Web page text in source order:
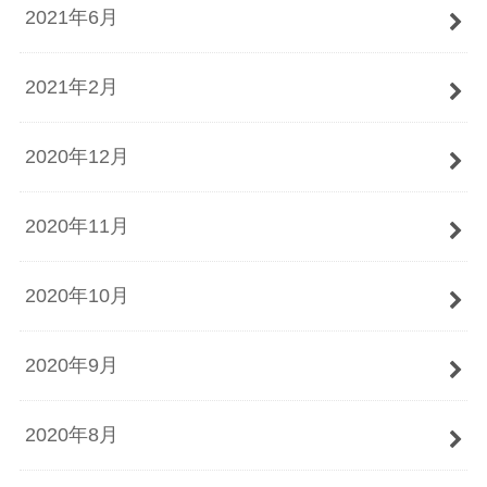
2021年6月
2021年2月
2020年12月
2020年11月
2020年10月
2020年9月
2020年8月